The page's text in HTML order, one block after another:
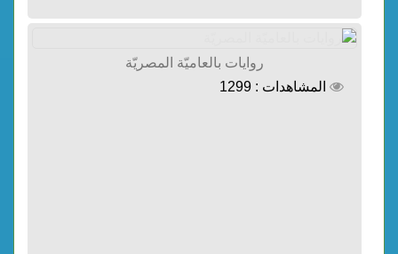
روايات بالعاميّة المصريّة
المشاهدات : 1299